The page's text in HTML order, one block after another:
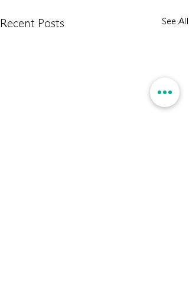
Recent Posts See All